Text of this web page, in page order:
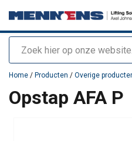
Zoeken
toegevoegd aan uw offerte
Home / Producten / Overige
Opstap AFA P